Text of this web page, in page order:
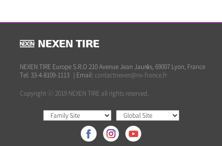
2013 SEMA SHOW
Close
NEXEN TIRE Europe S.R.O 210 Avenue Jean Jaurès, 69007 Lyon, France
Tel: 33-4-8109-1113 | Email: contactnexen@nx-france.fr
Copyright ⓒ 2019 NEXEN TIRE all rights reserved.